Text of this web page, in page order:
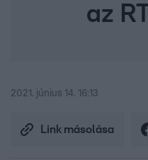
az
2021. június 14. 16:13
Link másolása